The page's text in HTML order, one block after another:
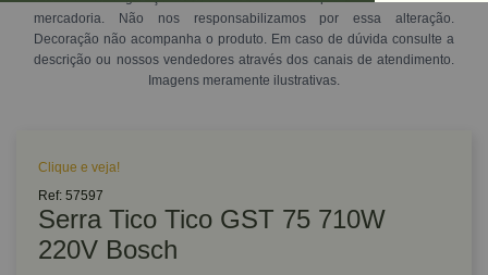
mercadoria. Não nos responsabilizamos por essa alteração.
Decoração não acompanha o produto. Em caso de dúvida consulte a
descrição ou nossos vendedores através dos canais de atendimento.
Imagens meramente ilustrativas.
Clique e veja!
Ref: 57597
Serra Tico Tico GST 75 710W
220V Bosch